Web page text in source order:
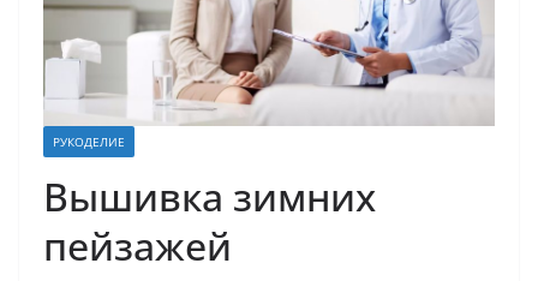
РУКОДЕЛИЕ
Вышивка зимних
пейзажей